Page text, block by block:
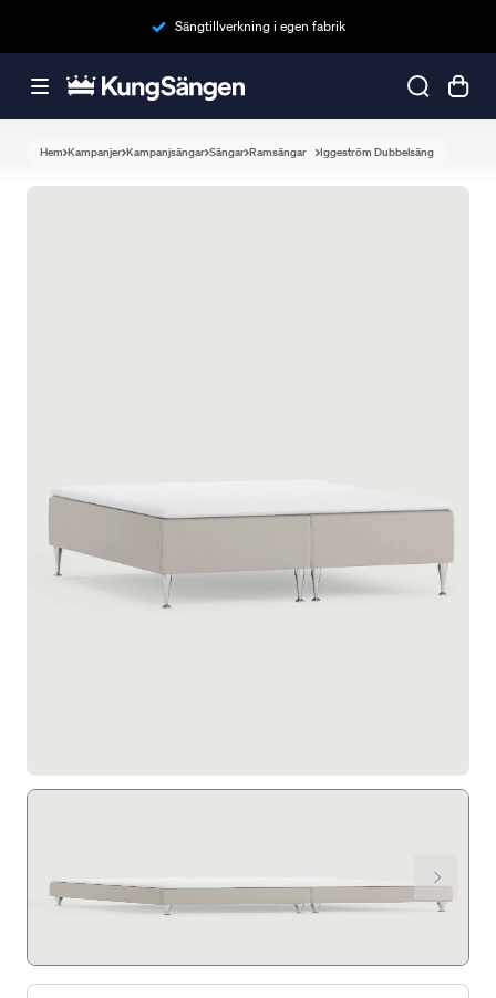
Sängtillverkning i egen fabrik
Hem Kampanjer Kampanjsängar Sängar Ramsängar Iggeström Dubbelsäng